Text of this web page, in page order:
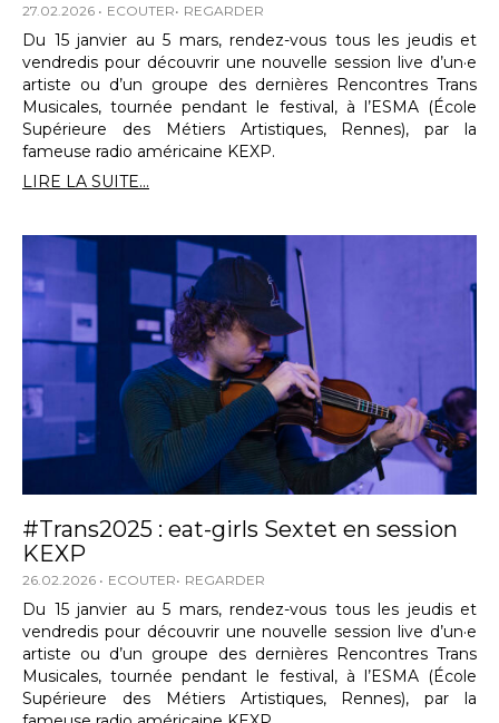
27.02.2026 ECOUTER REGARDER
Du 15 janvier au 5 mars, rendez-vous tous les jeudis et
vendredis pour découvrir une nouvelle session live d’un·e
artiste ou d’un groupe des dernières Rencontres Trans
Musicales, tournée pendant le festival, à l’ESMA (École
Supérieure des Métiers Artistiques, Rennes), par la
fameuse radio américaine KEXP.
LIRE LA SUITE...
#Trans2025 : eat-girls Sextet en session
KEXP
26.02.2026 ECOUTER REGARDER
Du 15 janvier au 5 mars, rendez-vous tous les jeudis et
vendredis pour découvrir une nouvelle session live d’un·e
artiste ou d’un groupe des dernières Rencontres Trans
Musicales, tournée pendant le festival, à l’ESMA (École
Supérieure des Métiers Artistiques, Rennes), par la